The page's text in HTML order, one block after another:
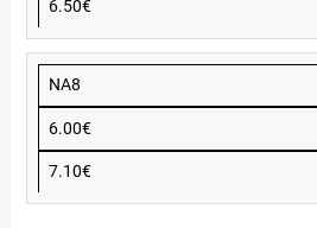
6.50€
NA8
6.00€
7.10€